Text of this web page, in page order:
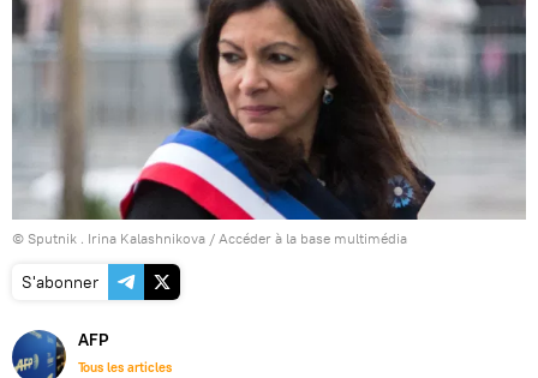
© Sputnik . Irina Kalashnikova / Accéder à la base multimédia
S'abonner
AFP
Tous les articles